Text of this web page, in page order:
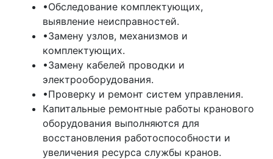
•Обследование комплектующих,
выявление неисправностей.
•Замену узлов, механизмов и
комплектующих.
•Замену кабелей проводки и
электрооборудования.
•Проверку и ремонт систем управления.
Капитальные ремонтные работы кранового
оборудования выполняются для
восстановления работоспособности и
увеличения ресурса службы кранов.